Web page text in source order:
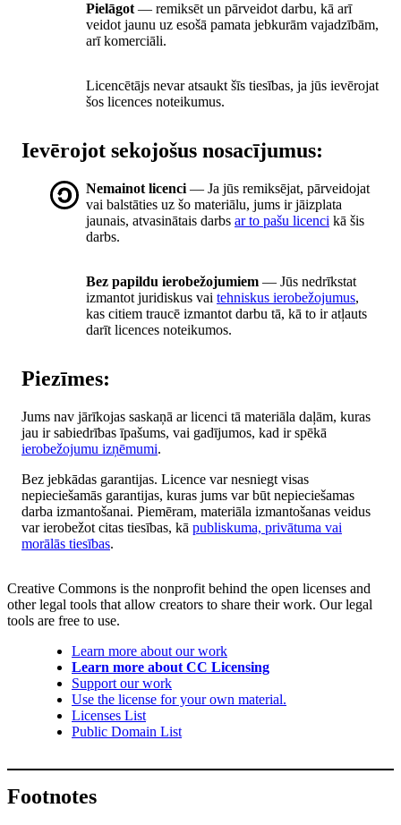
Pielāgot — remiksēt un pārveidot darbu, kā arī
veidot jaunu uz esošā pamata jebkurām vajadzībām,
arī komerciāli.
Licencētājs nevar atsaukt šīs tiesības, ja jūs ievērojat
šos licences noteikumus.
Ievērojot sekojošus nosacījumus:
Nemainot licenci — Ja jūs remiksējat, pārveidojat
vai balstāties uz šo materiālu, jums ir jāizplata
jaunais, atvasinātais darbs ar to pašu licenci kā šis
darbs.
Bez papildu ierobežojumiem — Jūs nedrīkstat
izmantot juridiskus vai tehniskus ierobežojumus,
kas citiem traucē izmantot darbu tā, kā to ir atļauts
darīt licences noteikumos.
Piezīmes:
Jums nav jārīkojas saskaņā ar licenci tā materiāla daļām, kuras
jau ir sabiedrības īpašums, vai gadījumos, kad ir spēkā
ierobežojumu izņēmumi.
Bez jebkādas garantijas. Licence var nesniegt visas
nepieciešamās garantijas, kuras jums var būt nepieciešamas
darba izmantošanai. Piemēram, materiāla izmantošanas veidus
var ierobežot citas tiesības, kā publiskuma, privātuma vai
morālās tiesības.
Creative Commons is the nonprofit behind the open licenses and
other legal tools that allow creators to share their work. Our legal
tools are free to use.
Learn more about our work
Learn more about CC Licensing
Support our work
Use the license for your own material.
Licenses List
Public Domain List
Footnotes